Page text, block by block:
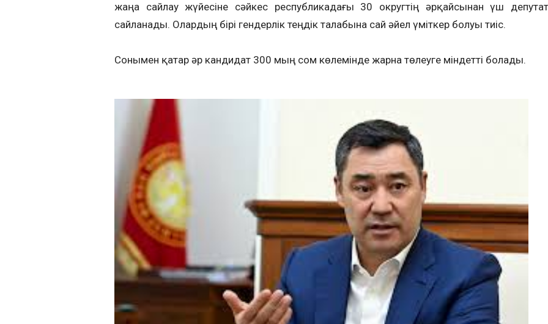
жаңа сайлау жүйесіне сәйкес республикадағы 30 округтің әрқайсынан үш депутат
сайланады. Олардың бірі гендерлік теңдік талабына сай әйел үміткер болуы тиіс.
Сонымен қатар әр кандидат 300 мың сом көлемінде жарна төлеуге міндетті болады.